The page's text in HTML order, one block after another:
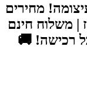
קידס 2026 בעיצומה! מחירים
משלוח חינם
רכישה! 🚚